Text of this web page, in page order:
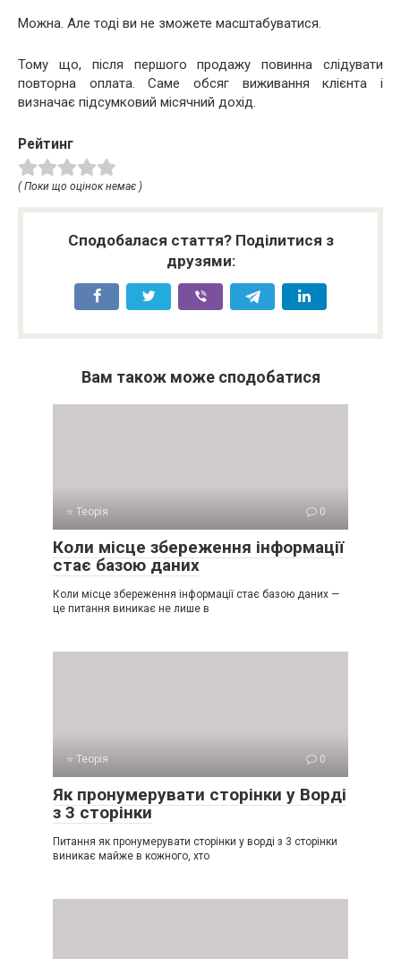
Можна. Але тоді ви не зможете масштабуватися.
Тому що, після першого продажу повинна слідувати
повторна оплата. Саме обсяг виживання клієнта і
визначає підсумковий місячний дохід.
Рейтинг
( Поки що оцінок немає )
Сподобалася стаття? Поділитися з
друзями:
Вам також може сподобатися
⭐ Теорія 0
Коли місце збереження інформації
стає базою даних
Коли місце збереження інформації стає базою даних —
це питання виникає не лише в
⭐ Теорія 0
Як пронумерувати сторінки у Ворді
з 3 сторінки
Питання як пронумерувати сторінки у ворді з 3 сторінки
виникає майже в кожного, хто